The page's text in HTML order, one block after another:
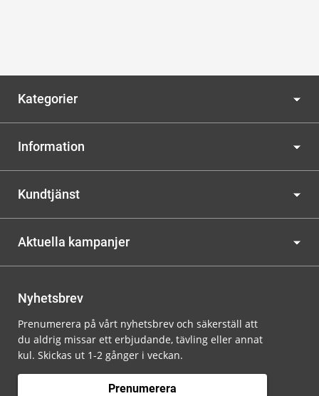
Kategorier
Information
Kundtjänst
Aktuella kampanjer
Nyhetsbrev
Prenumerera på vårt nyhetsbrev och säkerställ att
du aldrig missar ett erbjudande, tävling eller annat
kul. Skickas ut 1-2 gånger i veckan.
Prenumerera